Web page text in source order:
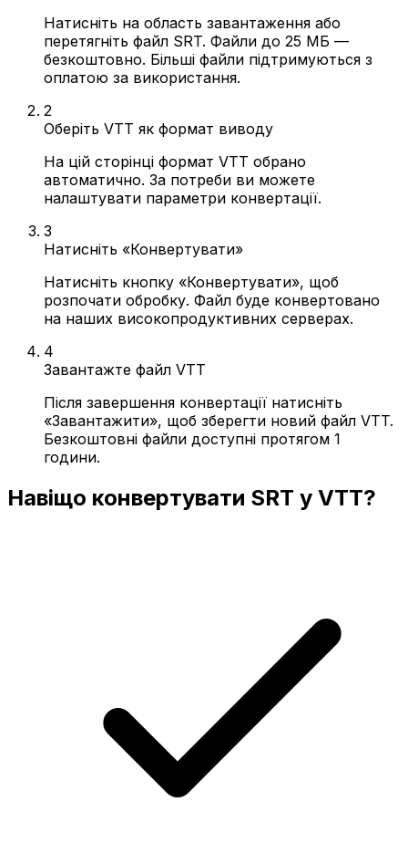
Натисніть на область завантаження або
перетягніть файл SRT. Файли до 25 МБ —
безкоштовно. Більші файли підтримуються з
оплатою за використання.
2
Оберіть VTT як формат виводу
На цій сторінці формат VTT обрано
автоматично. За потреби ви можете
налаштувати параметри конвертації.
3
Натисніть «Конвертувати»
Натисніть кнопку «Конвертувати», щоб
розпочати обробку. Файл буде конвертовано
на наших високопродуктивних серверах.
4
Завантажте файл VTT
Після завершення конвертації натисніть
«Завантажити», щоб зберегти новий файл VTT.
Безкоштовні файли доступні протягом 1
години.
Навіщо конвертувати SRT у VTT?